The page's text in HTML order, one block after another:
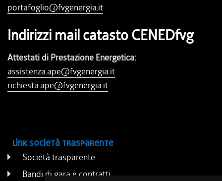
portafoglio@fvgenergia.it
Indirizzi mail catasto CENEDfvg
Attestati di Prestazione Energetica:
assistenza.ape@fvgenergia.it
richiesta.ape@fvgenergia.it
Link società trasparente
Società trasparente
Bandi di gara e contratti